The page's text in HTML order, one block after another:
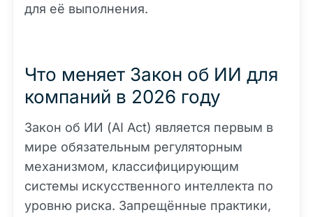
для её выполнения.
Что меняет Закон об ИИ для
компаний в 2026 году
Закон об ИИ (AI Act) является первым в
мире обязательным регуляторным
механизмом, классифицирующим
системы искусственного интеллекта по
уровню риска. Запрещённые практики,